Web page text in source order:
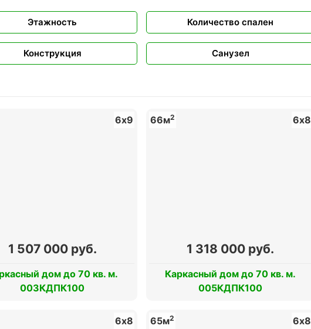
Этажность Количество спален
Конструкция Санузел
6х9
1 507 000 руб.
дом до 70 кв. м.
003КДПК100
66м2 6х8
1 318 000 руб.
Каркасный дом до 70 кв. м.
005КДПК100
6х8 65м2 6х8